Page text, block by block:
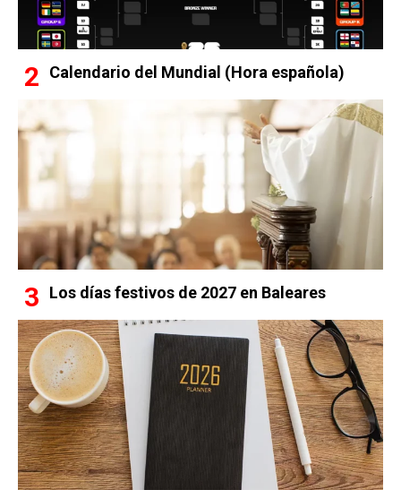
Calendario del Mundial (Hora española)
Los días festivos de 2027 en Baleares